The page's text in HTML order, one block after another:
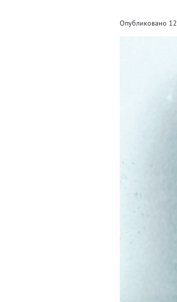
Опубликовано